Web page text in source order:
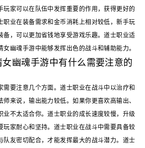
玩家可以在队伍中发挥重要的作用，获得更好的
职业在装备需求和金币消耗上相对较低，新手玩
备，可以更加省钱地享受游戏乐趣。道士职业适
幽魂手游中能够发挥出色的战斗和辅助能力。
幽魂手游中有什么需要注意的
需要注意几个方面。道士职业在战斗中以治疗和
来说，输出能力较低。如果你更喜欢高输出、
业不太适合你。道士职业的成长速度较慢，升级
玩家耐心和坚持。道士职业在战斗中需要具备较
队友密切配合，才能发挥最大的战斗潜力。道士